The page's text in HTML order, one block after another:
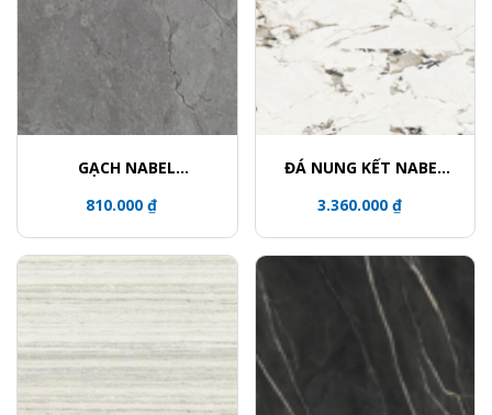
GẠCH NABEL
810.000 ₫
ĐÁ NUNG KẾT NABEL
3.360.000 ₫